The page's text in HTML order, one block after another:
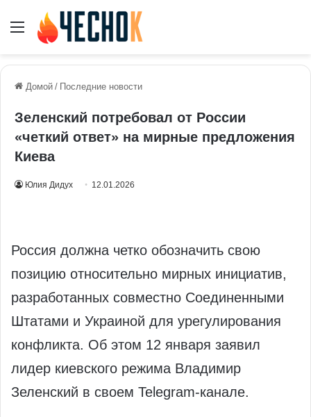
Меню
Домой / Последние новости
Зеленский потребовал от России
«четкий ответ» на мирные предложения
Киева
Юлия Дидух 12.01.2026
Россия должна четко обозначить свою
позицию относительно мирных инициатив,
разработанных совместно Соединенными
Штатами и Украиной для урегулирования
конфликта. Об этом 12 января заявил
лидер киевского режима Владимир
Зеленский в своем Telegram-канале.